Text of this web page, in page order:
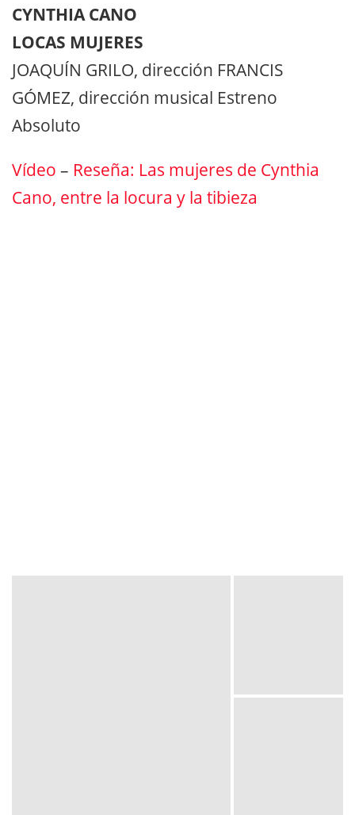
CYNTHIA CANO
LOCAS MUJERES
JOAQUÍN GRILO, dirección FRANCIS
GÓMEZ, dirección musical Estreno
Absoluto
Vídeo – Reseña: Las mujeres de Cynthia
Cano, entre la locura y la tibieza